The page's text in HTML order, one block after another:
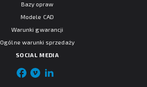
Bazy opraw
Modele CAD
Warunki gwarancji
Ogólne warunki sprzedaży
SOCIAL MEDIA